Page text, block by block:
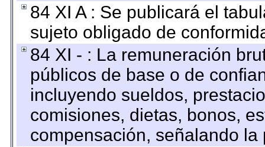
84 XI A : Se publicará el
sujeto obligado de
84 XI - : La remuneración
públicos de base o de
incluyendo sueldos,
comisiones, dietas, bonos,
compensación, señalando